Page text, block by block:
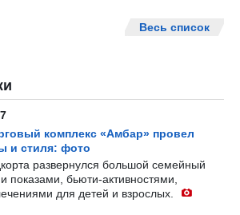
Весь список
комплекс «Амбар» провел
и стиля: фото
развернулся большой семейный
показами, бьюти-активностями,
для детей и взрослых.